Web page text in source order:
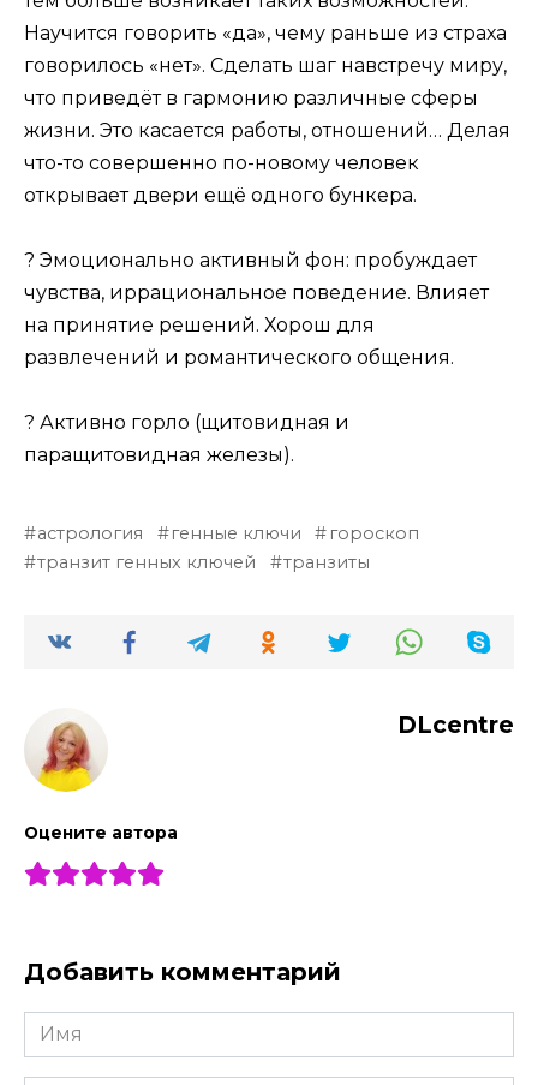
Научится говорить «да», чему раньше из страха
говорилось «нет». Сделать шаг навстречу миру,
что приведёт в гармонию различные сферы
жизни. Это касается работы, отношений… Делая
что-то совершенно по-новому человек
открывает двери ещё одного бункера.
? Эмоционально активный фон: пробуждает
чувства, иррациональное поведение. Влияет
на принятие решений. Хорош для
развлечений и романтического общения.
? Активно горло (щитовидная и
паращитовидная железы).
астрология генные ключи
гороскоп
транзит генных ключей
транзиты
DLcentre
Оцените автора
Добавить комментарий
Имя
*